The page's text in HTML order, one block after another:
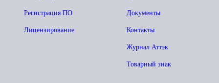
Документы
Контакты
Журнал Аттэк
Товарный знак
Регистрация ПО
Лицензирование